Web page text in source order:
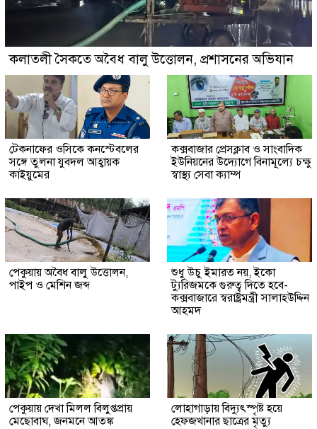
কলাতলী সৈকতে অবৈধ বালু উত্তোলন, প্রশাসনের অভিযান
টেকনাফের ওসিকে কনস্টেবলের
সঙ্গে তুলনা যুবদল আহ্বায়ক
কাইয়ুমের
কক্সবাজার প্রেসক্লাব ও সাংবাদিক
ইউনিয়নের উদ্যোগে বিনামূল্যে চক্ষু
স্বাস্থ্য সেবা ক্যাম্প
পেকুয়ায় অবৈধ বালু উত্তোলন,
পাইপ ও মেশিন জব্দ
শুধু উচু ইমারত নয়, ইকো
ট্যুরিজমকে গুরুত্ব দিতে হবে-
কক্সবাজারে স্বরাষ্ট্রমন্ত্রী সালাহউদ্দিন
আহমদ
পেকুয়ায় দেখা মিলল বিলুপ্তপ্রায়
মেছোবাঘ, জনমনে আতঙ্ক
লোহাগাড়ায় বিদ্যুৎস্পৃষ্ট হয়ে
হেফজখানার ছাত্রের মৃত্যু